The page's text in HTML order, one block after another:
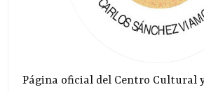
Página oficial del Centro Cultural